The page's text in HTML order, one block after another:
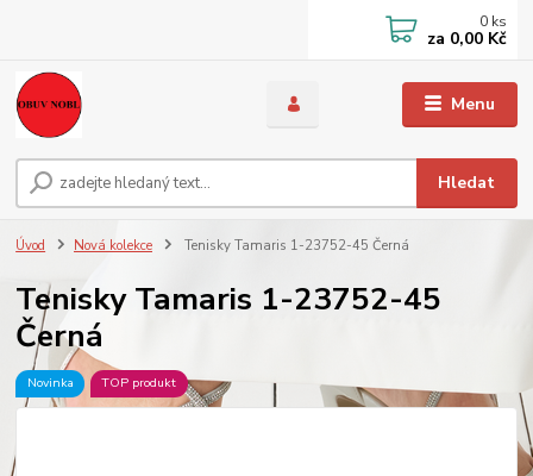
Menu
Hledat
0 ks
za 0,00 Kč
Úvod Nová kolekce Tenisky Tamaris 1-23752-45 Černá
Tenisky Tamaris 1-23752-45
Černá
Novinka TOP produkt